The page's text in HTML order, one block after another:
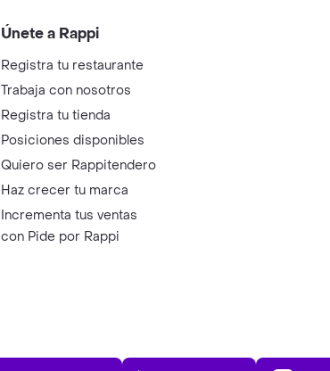
Únete a Rappi
Registra tu restaurante
Trabaja con nosotros
Registra tu tienda
Posiciones disponibles
Quiero ser Rappitendero
Haz crecer tu marca
Incrementa tus ventas
con Pide por Rappi
App Store Play Store